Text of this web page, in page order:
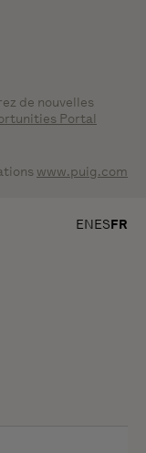
de nouvelles
Portal
www.puig.com
ENESFR